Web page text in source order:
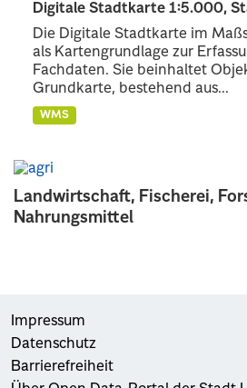
Landwirtschaft, Fischerei,
Nahrungsmittel
Digitale Stadtkarte 1:5.000,
Die Digitale Stadtkarte im
als Kartengrundlage zur
Fachdaten. Sie beinhaltet
Grundkarte, bestehend aus...
WMS
Impressum
Datenschutz
Barrierefreiheit